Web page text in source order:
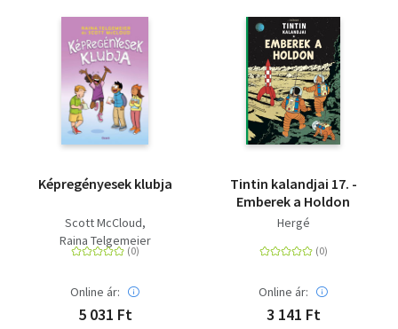
Képregényesek klubja
Scott McCloud
Raina Telgemeier
Online ár:
5 031 Ft
Tintin kalandjai 17. -
Emberek a Holdon
Hergé
Online ár:
3 141 Ft